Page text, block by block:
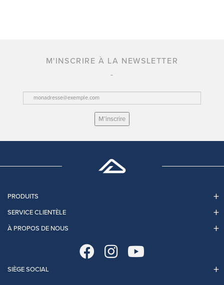
M'INSCRIRE À LA NEWSLETTER
M’inscrire
PRODUITS
SERVICE CLIENTÈLE
À PROPOS DE NOUS
SIÈGE SOCIAL